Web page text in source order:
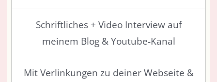
Schriftliches + Video Interview auf
meinem Blog & Youtube-Kanal
Mit Verlinkungen zu deiner Webseite &